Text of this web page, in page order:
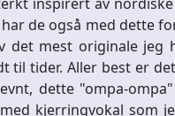
de også med dette
det mest originale
til tider. Aller best er
dette "ompa-
kjerringvokal som